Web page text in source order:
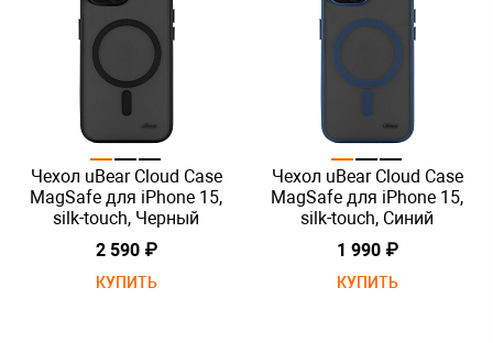
Чехол uBear Cloud Case
MagSafe для iPhone 15,
silk-touch, Черный
2 590 ₽
КУПИТЬ
Чехол uBear Cloud Case
MagSafe для iPhone 15,
silk-touch, Синий
1 990 ₽
КУПИТЬ